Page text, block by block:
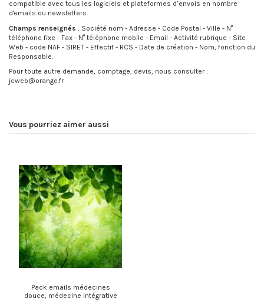
compatible avec tous les logiciels et plateformes d’envois en nombre
d'emails ou newsletters.
Champs renseignés : Société nom - Adresse - Code Postal - Ville - N°
téléphone fixe - Fax - N° téléphone mobile - Email - Activité rubrique - Site
Web - code NAF - SIRET - Effectif - RCS - Date de création - Nom, fonction du
Responsable.
Pour toute autre demande, comptage, devis, nous consulter :
jcweb@orange.fr
Vous pourriez aimer aussi
Pack emails médecines
douce, médecine intégrative